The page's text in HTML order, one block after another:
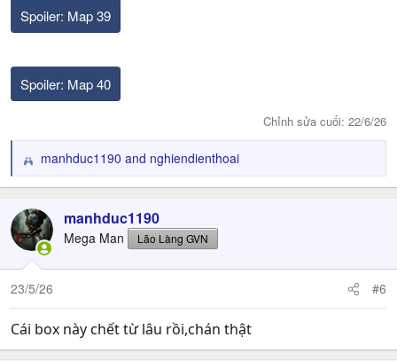
Spoiler: Map 39
Spoiler: Map 40
Chỉnh sửa cuối: 22/6/26
R
e
c
t
i
o
n
manhduc1190 and nghiendienthoai
manhduc1190
Mega Man Lão Làng GVN
23/5/26 #6
Cái box này chết từ lâu rồi,chán thật